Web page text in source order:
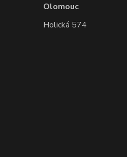
Olomouc
Holická 574